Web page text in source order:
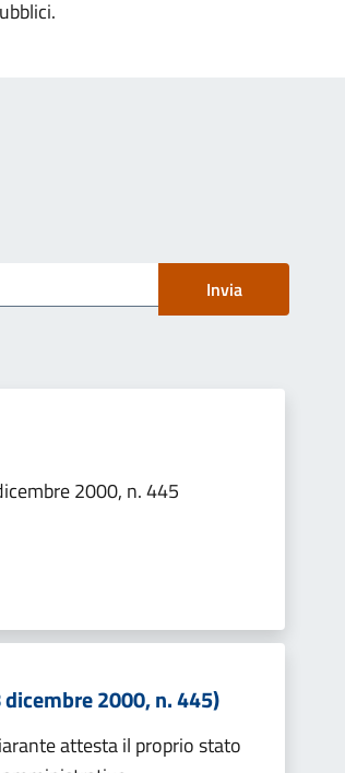
Invia
2000, n. 445
2000, n. 445)
attesta il proprio stato